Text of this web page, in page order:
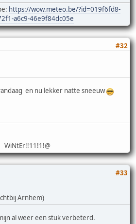
https://wow.meteo.be/?id=019f6fd8-
a6c9-46e9f84dc05e
#32
en nu lekker natte sneeuw
WiNtEr!!11!1!@
#33
Arnhem)
al weer een stuk verbeterd.